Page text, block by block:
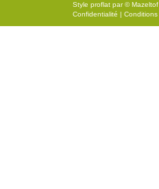
Style proflat par ©Mazeltof
Confidentialité | Conditions